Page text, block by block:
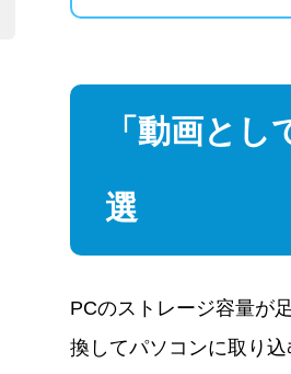
「動画と
選
PCのストレージ容量が
換してパソコンに取り